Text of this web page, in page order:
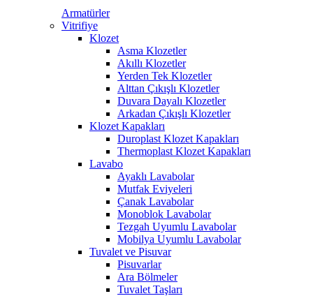
Armatürler
Vitrifiye
Klozet
Asma Klozetler
Akıllı Klozetler
Yerden Tek Klozetler
Alttan Çıkışlı Klozetler
Duvara Dayalı Klozetler
Arkadan Çıkışlı Klozetler
Klozet Kapakları
Duroplast Klozet Kapakları
Thermoplast Klozet Kapakları
Lavabo
Ayaklı Lavabolar
Mutfak Eviyeleri
Çanak Lavabolar
Monoblok Lavabolar
Tezgah Uyumlu Lavabolar
Mobilya Uyumlu Lavabolar
Tuvalet ve Pisuvar
Pisuvarlar
Ara Bölmeler
Tuvalet Taşları